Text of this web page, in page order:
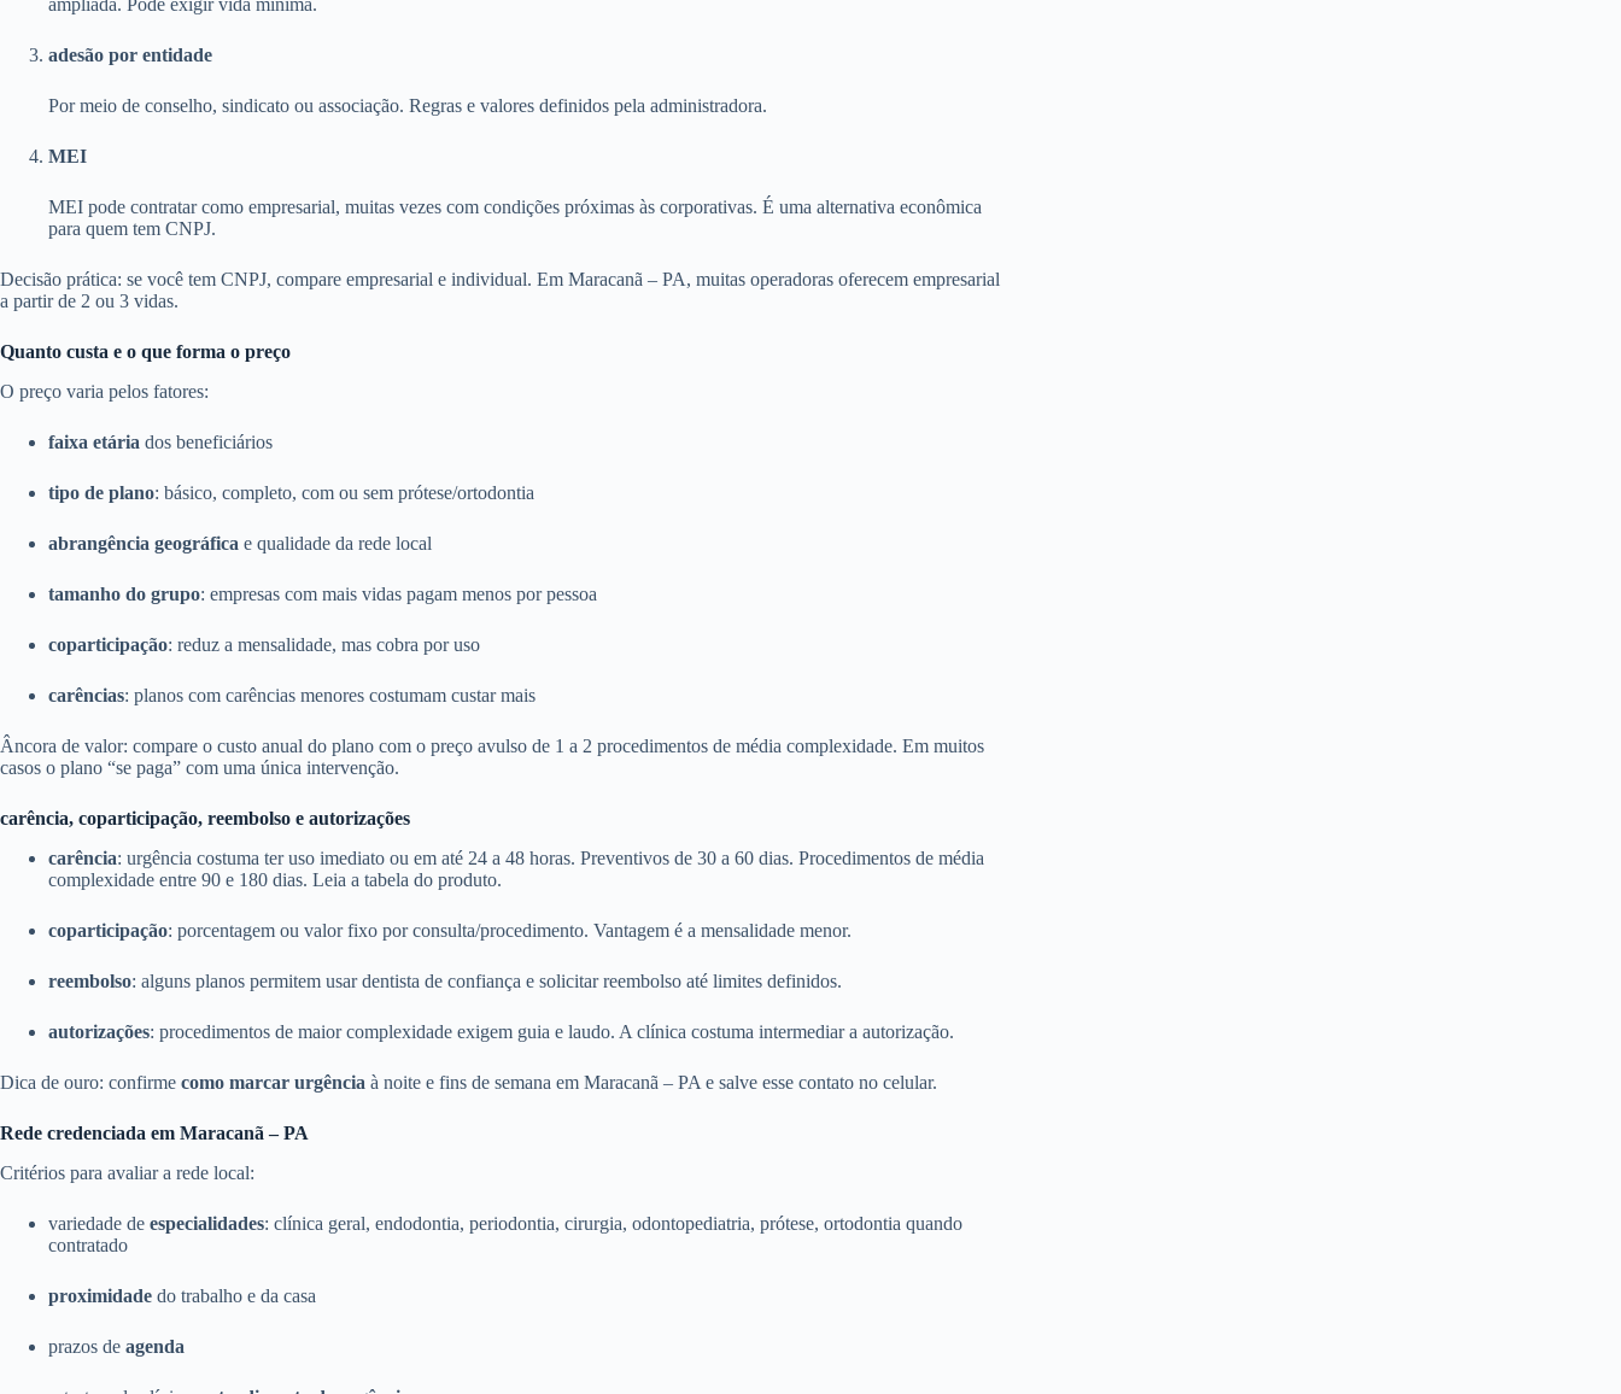
ampliada. Pode exigir vida mínima.
adesão por entidade
Por meio de conselho, sindicato ou associação. Regras e valores definidos pela administradora.
MEI
MEI pode contratar como empresarial, muitas vezes com condições próximas às corporativas. É uma alternativa econômica
para quem tem CNPJ.
Decisão prática: se você tem CNPJ, compare empresarial e individual. Em Maracanã – PA, muitas operadoras oferecem empresarial
a partir de 2 ou 3 vidas.
Quanto custa e o que forma o preço
O preço varia pelos fatores:
faixa etária dos beneficiários
tipo de plano: básico, completo, com ou sem prótese/ortodontia
abrangência geográfica e qualidade da rede local
tamanho do grupo: empresas com mais vidas pagam menos por pessoa
coparticipação: reduz a mensalidade, mas cobra por uso
carências: planos com carências menores costumam custar mais
Âncora de valor: compare o custo anual do plano com o preço avulso de 1 a 2 procedimentos de média complexidade. Em muitos
casos o plano “se paga” com uma única intervenção.
carência, coparticipação, reembolso e autorizações
carência: urgência costuma ter uso imediato ou em até 24 a 48 horas. Preventivos de 30 a 60 dias. Procedimentos de média
complexidade entre 90 e 180 dias. Leia a tabela do produto.
coparticipação: porcentagem ou valor fixo por consulta/procedimento. Vantagem é a mensalidade menor.
reembolso: alguns planos permitem usar dentista de confiança e solicitar reembolso até limites definidos.
autorizações: procedimentos de maior complexidade exigem guia e laudo. A clínica costuma intermediar a autorização.
Dica de ouro: confirme como marcar urgência à noite e fins de semana em Maracanã – PA e salve esse contato no celular.
Rede credenciada em Maracanã – PA
Critérios para avaliar a rede local:
variedade de especialidades: clínica geral, endodontia, periodontia, cirurgia, odontopediatria, prótese, ortodontia quando
contratado
proximidade do trabalho e da casa
prazos de agenda